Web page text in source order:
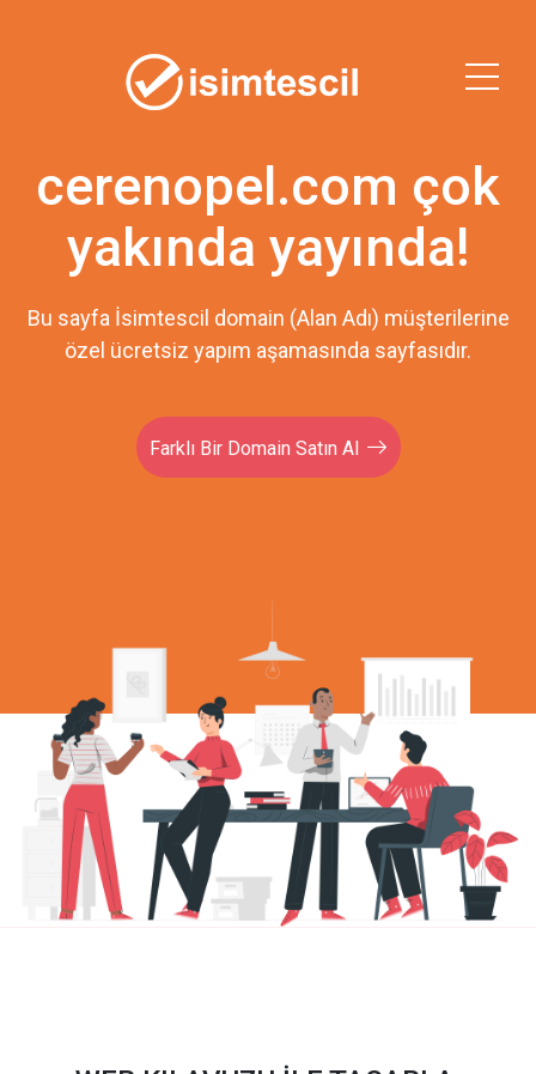
cerenopel.com çok
yakında yayında!
Bu sayfa İsimtescil domain (Alan Adı) müşterilerine
özel ücretsiz yapım aşamasında sayfasıdır.
Farklı Bir Domain Satın Al